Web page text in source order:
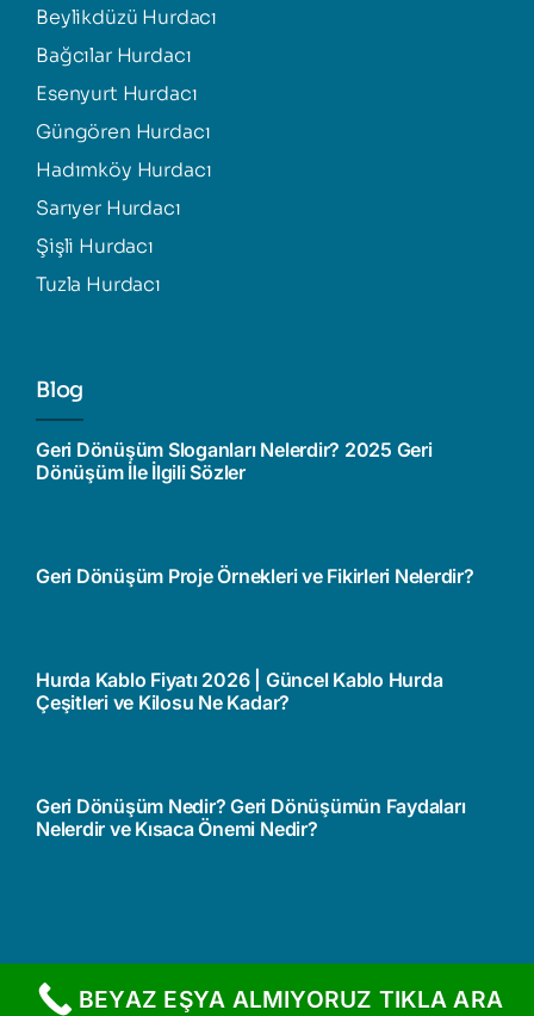
Beylikdüzü Hurdacı
Bağcılar Hurdacı
Esenyurt Hurdacı
Güngören Hurdacı
Hadımköy Hurdacı
Sarıyer Hurdacı
Şişli Hurdacı
Tuzla Hurdacı
Blog
Geri Dönüşüm Sloganları Nelerdir? 2025 Geri
Dönüşüm İle İlgili Sözler
Geri Dönüşüm Proje Örnekleri ve Fikirleri Nelerdir?
Hurda Kablo Fiyatı 2026 | Güncel Kablo Hurda
Çeşitleri ve Kilosu Ne Kadar?
Geri Dönüşüm Nedir? Geri Dönüşümün Faydaları
Nelerdir ve Kısaca Önemi Nedir?
BEYAZ EŞYA ALMIYORUZ TIKLA ARA